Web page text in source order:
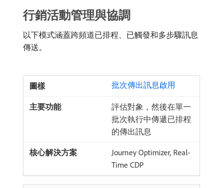
行銷活動管理與協調
以下模式涵蓋跨頻道已排程、已觸發和多步驟訊息
傳送。
批次傳出訊息啟用
評估對象，然後在單一
批次執行中傳遞已排程
的傳出訊息
Journey Optimizer, Real-
Time CDP